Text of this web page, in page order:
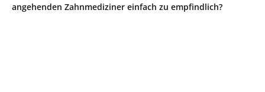
angehenden Zahnmediziner einfach zu empfindlich?